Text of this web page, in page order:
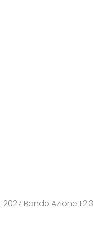
Bando Azione 1.2.3